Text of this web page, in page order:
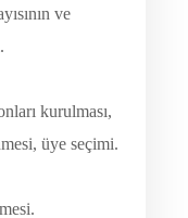
ve
kurulması,
üye seçimi.